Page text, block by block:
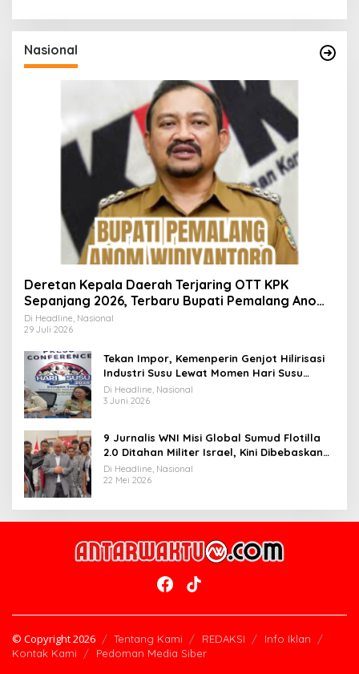
Nasional
Deretan Kepala Daerah Terjaring OTT KPK
Sepanjang 2026, Terbaru Bupati Pemalang Anom
Widiyantoro
Di Headline, Nasional
29 Juli 2026
Tekan Impor, Kemenperin Genjot Hilirisasi
Industri Susu Lewat Momen Hari Susu
Nusantara 2026
Di Headline, Nasional
3 Juni 2026
9 Jurnalis WNI Misi Global Sumud Flotilla
2.0 Ditahan Militer Israel, Kini Dibebaskan
dan Dievakuasi ke Istanbul
Di Headline, Nasional
22 Mei 2026
© Copyright 2026 Tentang Kami REDAKSI
Info Iklan
Kontak Kami
Pedoman Media Siber